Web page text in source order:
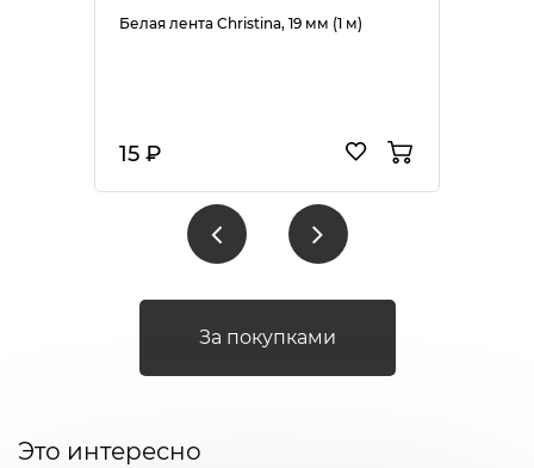
Белая лента Christina, 19 мм (1 м)
15 ₽
За покупками
Это интересно